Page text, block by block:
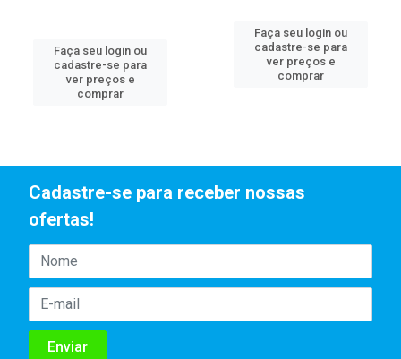
Faça seu login ou
cadastre-se para
ver preços e
comprar
Faça seu login ou
cadastre-se para
ver preços e
comprar
Cadastre-se para receber nossas
ofertas!